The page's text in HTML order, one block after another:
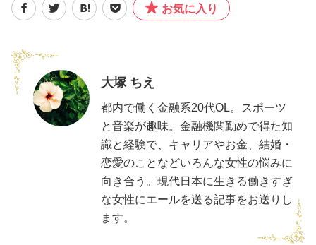
お気に入り
大塚 ちえ
都内で働く金融系20代OL。スポーツ
と音楽が趣味。金融機関勤めで得た知
識と経験で、キャリアやお金、結婚・
恋愛のことなどいろんな女性の悩みに
向き合う。現代日本に生きる働きすぎ
な女性にエールを送る記事をお送りし
ます。